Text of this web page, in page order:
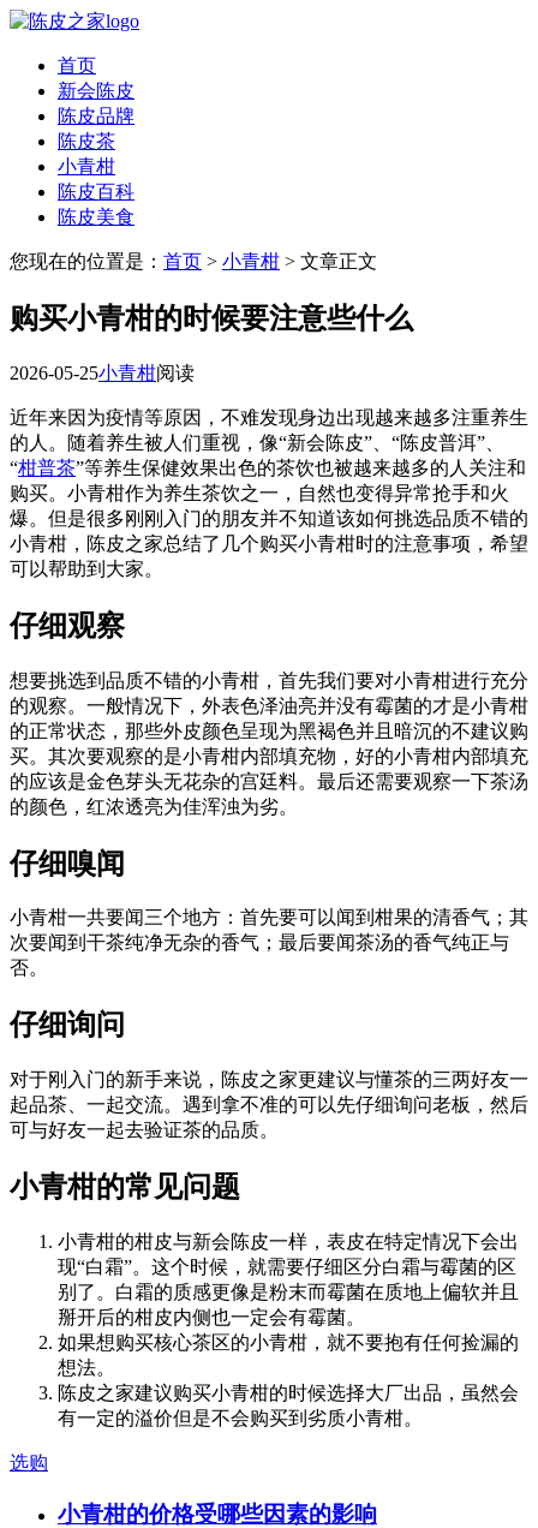
首页
新会陈皮
陈皮品牌
陈皮茶
小青柑
陈皮百科
陈皮美食
您现在的位置是： 首页 > 小青柑 > 文章正文
购买小青柑的时候要注意些什么
2026-05-25小青柑阅读
近年来因为疫情等原因，不难发现身边出现越来越多注重养生
的人。随着养生被人们重视，像“新会陈皮”、“陈皮普洱”、
“柑普茶”等养生保健效果出色的茶饮也被越来越多的人关注和
购买。小青柑作为养生茶饮之一，自然也变得异常抢手和火
爆。但是很多刚刚入门的朋友并不知道该如何挑选品质不错的
小青柑，陈皮之家总结了几个购买小青柑时的注意事项，希望
可以帮助到大家。
仔细观察
想要挑选到品质不错的小青柑，首先我们要对小青柑进行充分
的观察。一般情况下，外表色泽油亮并没有霉菌的才是小青柑
的正常状态，那些外皮颜色呈现为黑褐色并且暗沉的不建议购
买。其次要观察的是小青柑内部填充物，好的小青柑内部填充
的应该是金色芽头无花杂的宫廷料。最后还需要观察一下茶汤
的颜色，红浓透亮为佳浑浊为劣。
仔细嗅闻
小青柑一共要闻三个地方：首先要可以闻到柑果的清香气；其
次要闻到干茶纯净无杂的香气；最后要闻茶汤的香气纯正与
否。
仔细询问
对于刚入门的新手来说，陈皮之家更建议与懂茶的三两好友一
起品茶、一起交流。遇到拿不准的可以先仔细询问老板，然后
可与好友一起去验证茶的品质。
小青柑的常见问题
小青柑的柑皮与新会陈皮一样，表皮在特定情况下会出
现“白霜”。这个时候，就需要仔细区分白霜与霉菌的区
别了。白霜的质感更像是粉末而霉菌在质地上偏软并且
掰开后的柑皮内侧也一定会有霉菌。
如果想购买核心茶区的小青柑，就不要抱有任何捡漏的
想法。
陈皮之家建议购买小青柑的时候选择大厂出品，虽然会
有一定的溢价但是不会购买到劣质小青柑。
选购
小青柑的价格受哪些因素的影响